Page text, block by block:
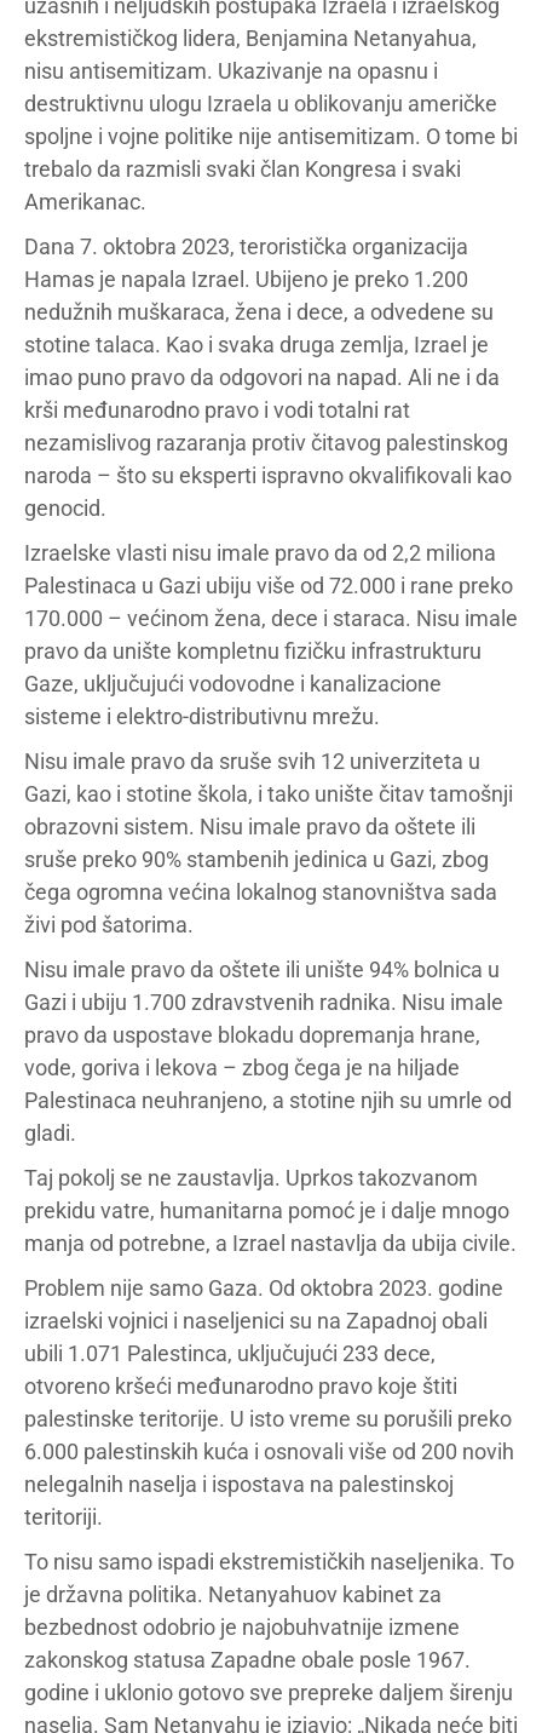
užasnih i neljudskih postupaka Izraela i izraelskog
ekstremističkog lidera, Benjamina Netanyahua,
nisu antisemitizam. Ukazivanje na opasnu i
destruktivnu ulogu Izraela u oblikovanju američke
spoljne i vojne politike nije antisemitizam. O tome bi
trebalo da razmisli svaki član Kongresa i svaki
Amerikanac.
Dana 7. oktobra 2023, teroristička organizacija
Hamas je napala Izrael. Ubijeno je preko 1.200
nedužnih muškaraca, žena i dece, a odvedene su
stotine talaca. Kao i svaka druga zemlja, Izrael je
imao puno pravo da odgovori na napad. Ali ne i da
krši međunarodno pravo i vodi totalni rat
nezamislivog razaranja protiv čitavog palestinskog
naroda – što su eksperti ispravno okvalifikovali kao
genocid.
Izraelske vlasti nisu imale pravo da od 2,2 miliona
Palestinaca u Gazi ubiju više od 72.000 i rane preko
170.000 – većinom žena, dece i staraca. Nisu imale
pravo da unište kompletnu fizičku infrastrukturu
Gaze, uključujući vodovodne i kanalizacione
sisteme i elektro-distributivnu mrežu.
Nisu imale pravo da sruše svih 12 univerziteta u
Gazi, kao i stotine škola, i tako unište čitav tamošnji
obrazovni sistem. Nisu imale pravo da oštete ili
sruše preko 90% stambenih jedinica u Gazi, zbog
čega ogromna većina lokalnog stanovništva sada
živi pod šatorima.
Nisu imale pravo da oštete ili unište 94% bolnica u
Gazi i ubiju 1.700 zdravstvenih radnika. Nisu imale
pravo da uspostave blokadu dopremanja hrane,
vode, goriva i lekova – zbog čega je na hiljade
Palestinaca neuhranjeno, a stotine njih su umrle od
gladi.
Taj pokolj se ne zaustavlja. Uprkos takozvanom
prekidu vatre, humanitarna pomoć je i dalje mnogo
manja od potrebne, a Izrael nastavlja da ubija civile.
Problem nije samo Gaza. Od oktobra 2023. godine
izraelski vojnici i naseljenici su na Zapadnoj obali
ubili 1.071 Palestinca, uključujući 233 dece,
otvoreno kršeći međunarodno pravo koje štiti
palestinske teritorije. U isto vreme su porušili preko
6.000 palestinskih kuća i osnovali više od 200 novih
nelegalnih naselja i ispostava na palestinskoj
teritoriji.
To nisu samo ispadi ekstremističkih naseljenika. To
je državna politika. Netanyahuov kabinet za
bezbednost odobrio je najobuhvatnije izmene
zakonskog statusa Zapadne obale posle 1967.
godine i uklonio gotovo sve prepreke daljem širenju
naselja. Sam Netanyahu je izjavio: „Nikada neće biti